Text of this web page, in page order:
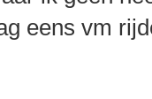
eens vm